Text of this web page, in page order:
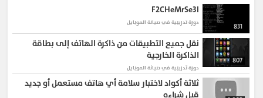
831
F2CHeMrSe3I
دورة تدريبية في صيانة الموبايل
807
نقل جميع التطبيقات من ذاكرة الهاتف إلى بطاقة
الذاكرة الخارجية
دورة تدريبية في صيانة الموبايل
ثلاثة أكواد لاختبار سلامة أي هاتف مستعمل أو جديد
قبل شراءه